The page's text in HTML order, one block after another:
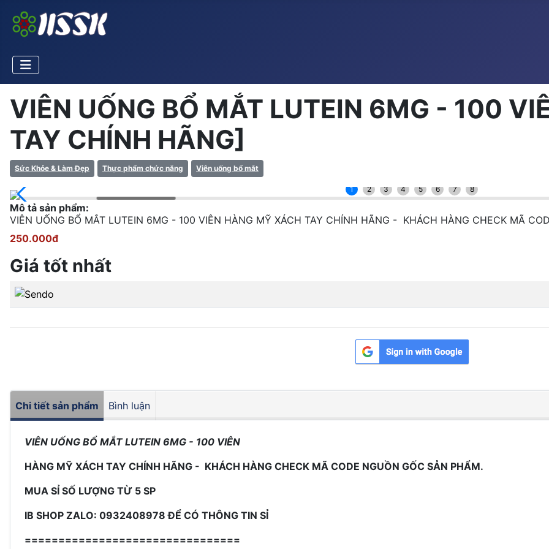
VIÊN UỐNG BỔ MẮT LUTEIN 6MG - 100
TAY CHÍNH HÃNG]
Sức Khỏe & Làm Đẹp Thực phẩm chức năng Viên uống bổ mắt
1 2 3 4 5 6 7 8
Mô tả sản phẩm:
VIÊN UỐNG BỔ MẮT LUTEIN 6MG - 100 VIÊN HÀNG MỸ XÁCH TAY CHÍNH HÃNG - KHÁCH HÀNG CHECK MÃ
250.000đ
Giá tốt nhất
Chi tiết sản phẩm Bình luận
VIÊN UỐNG BỔ MẮT LUTEIN 6MG - 100 VIÊN
HÀNG MỸ XÁCH TAY CHÍNH HÃNG - KHÁCH HÀNG CHECK MÃ CODE NGUỒN GỐC SẢN PHẨM.
MUA SỈ SỐ LƯỢNG TỪ 5 SP
IB SHOP ZALO: 0932408978 ĐỂ CÓ THÔNG TIN SỈ
================================